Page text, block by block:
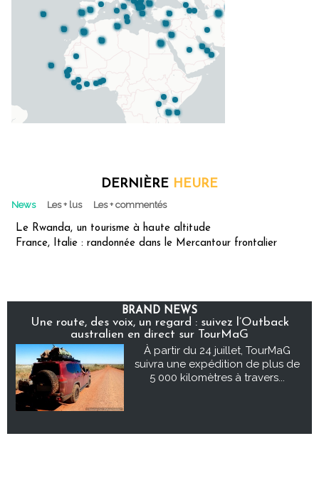
DERNIÈRE HEURE
News Les + lus Les + commentés
Le Rwanda, un tourisme à haute altitude
France, Italie : randonnée dans le Mercantour frontalier
BRAND NEWS
Une route, des voix, un regard : suivez l’Outback
australien en direct sur TourMaG
À partir du 24 juillet, TourMaG
suivra une expédition de plus de
5 000 kilomètres à travers...